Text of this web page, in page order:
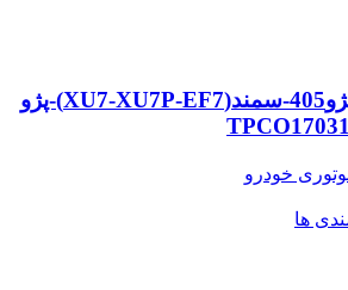
لوازم جعبه فرمان پژو405-سمند(XU7-XU7P-EF7)-پژو
خودرو
ها